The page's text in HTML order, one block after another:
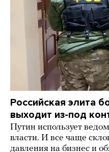
Российская элита
выходит из-под
Путин использует
власти. И все чаще
давления на бизнес и